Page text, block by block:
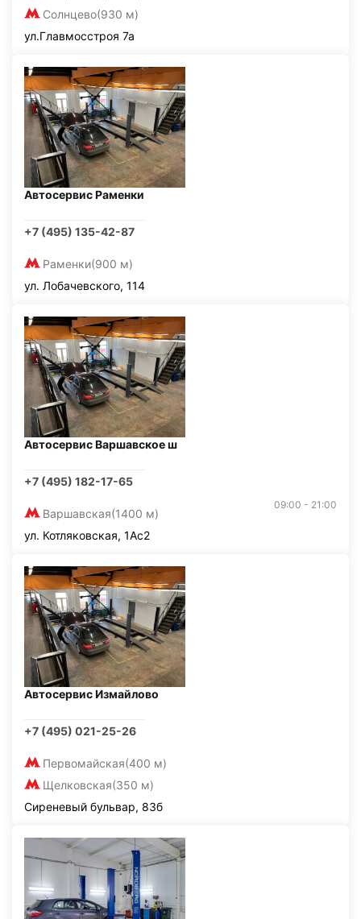
Солнцево(930 м)
ул.Главмосстроя 7а
Автосервис Раменки
+7 (495) 135-42-87
Раменки(900 м)
ул. Лобачевского, 114
Автосервис Варшавское ш
+7 (495) 182-17-65
Варшавская(1400 м)
09:00 - 21:00
ул. Котляковская, 1Ас2
Автосервис Измайлово
+7 (495) 021-25-26
Первомайская(400 м)
Щелковская(350 м)
Сиреневый бульвар, 83б